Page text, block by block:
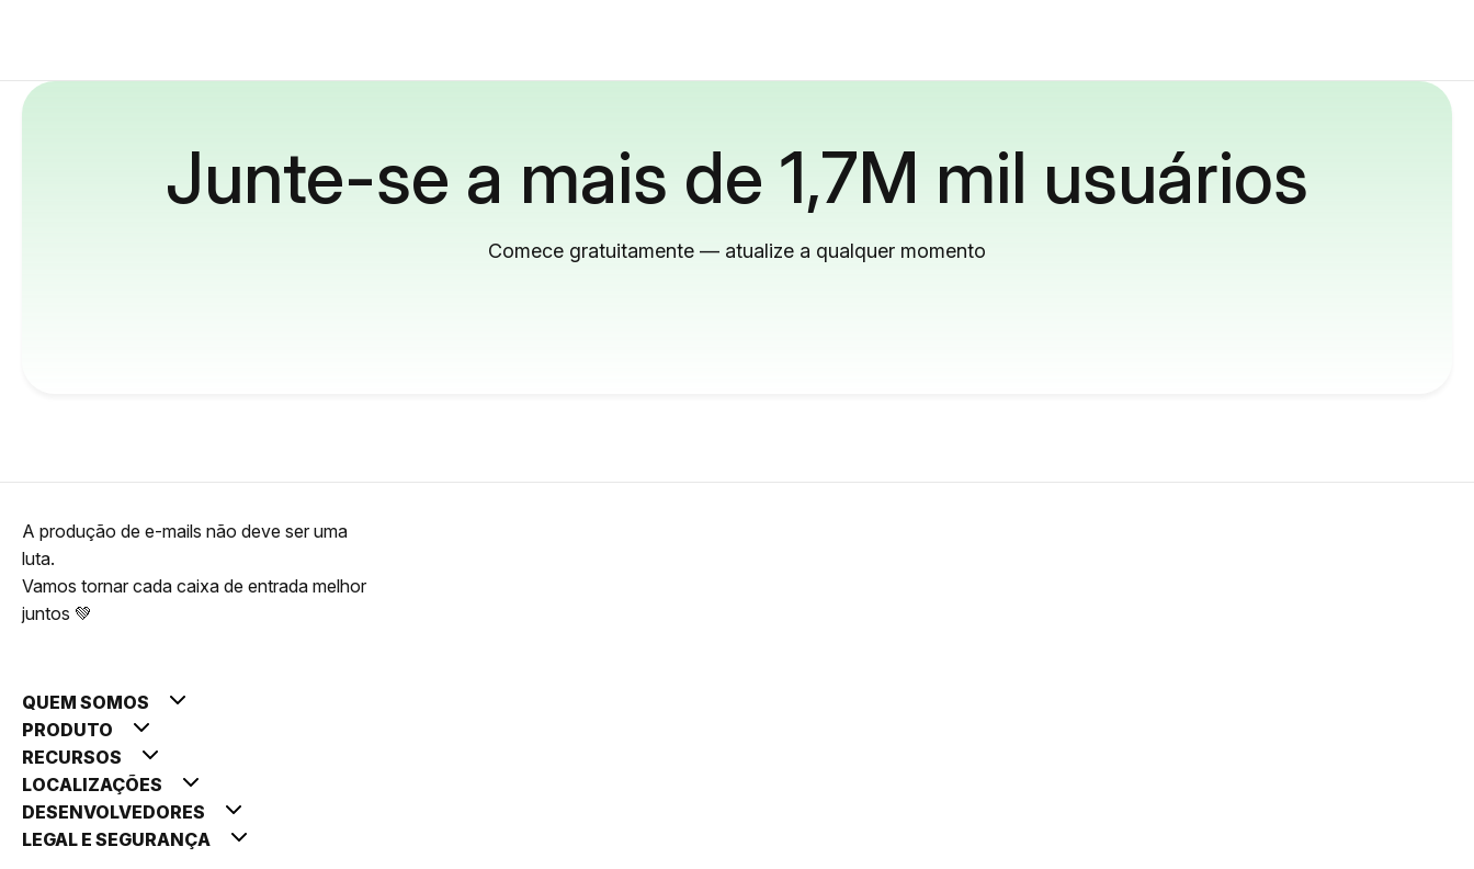
Junte-se a mais de 1,7M mil usuários
Comece gratuitamente — atualize a qualquer momento
A produção de e-mails não deve ser uma
luta.
Vamos tornar cada caixa de entrada melhor
juntos 💚
QUEM SOMOS
PRODUTO
RECURSOS
LOCALIZAÇÕES
DESENVOLVEDORES
LEGAL E SEGURANÇA